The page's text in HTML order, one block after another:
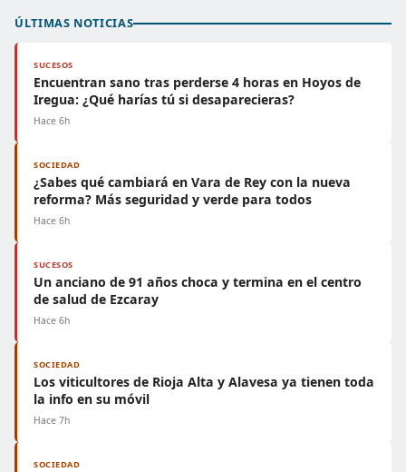
ÚLTIMAS NOTICIAS
SUCESOS
Encuentran sano tras perderse 4 horas en Hoyos de
Iregua: ¿Qué harías tú si desaparecieras?
Hace 6h
SOCIEDAD
¿Sabes qué cambiará en Vara de Rey con la nueva
reforma? Más seguridad y verde para todos
Hace 6h
SUCESOS
Un anciano de 91 años choca y termina en el centro
de salud de Ezcaray
Hace 6h
SOCIEDAD
Los viticultores de Rioja Alta y Alavesa ya tienen toda
la info en su móvil
Hace 7h
SOCIEDAD